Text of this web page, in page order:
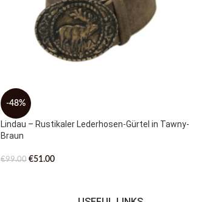
-48%
Lindau – Rustikaler Lederhosen-Gürtel in Tawny-
Braun
€99.00 €51.00